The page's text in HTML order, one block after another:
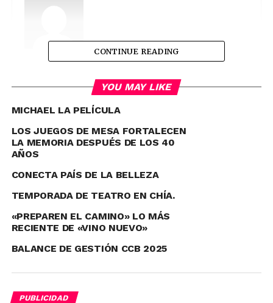
Canicaradio
Twitter Facebook
Facebook
Mastodon
EmailCompartir
CONTINUE READING
YOU MAY LIKE
MICHAEL LA PELÍCULA
LOS JUEGOS DE MESA FORTALECEN
LA MEMORIA DESPUÉS DE LOS 40
AÑOS
CONECTA PAÍS DE LA BELLEZA
TEMPORADA DE TEATRO EN CHÍA.
«PREPAREN EL CAMINO» LO MÁS
RECIENTE DE «VINO NUEVO»
BALANCE DE GESTIÓN CCB 2025
PUBLICIDAD